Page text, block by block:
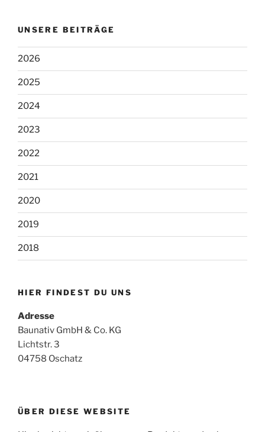
UNSERE BEITRÄGE
2026
2025
2024
2023
2022
2021
2020
2019
2018
HIER FINDEST DU UNS
Adresse
Baunativ GmbH & Co. KG
Lichtstr. 3
04758 Oschatz
ÜBER DIESE WEBSITE